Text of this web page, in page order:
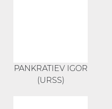
PANKRATIEV IGOR
(URSS)